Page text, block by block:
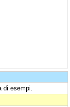
di esempi.